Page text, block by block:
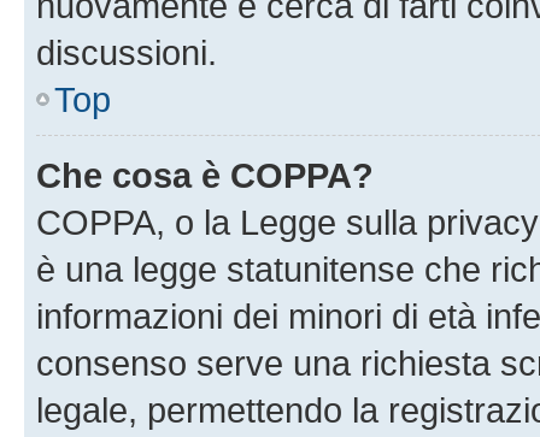
discussioni.
Top
Che cosa è COPPA?
COPPA, o la Legge sulla
è una legge statunitense che
informazioni dei minori di età
consenso serve una richiesta
legale, permettendo la